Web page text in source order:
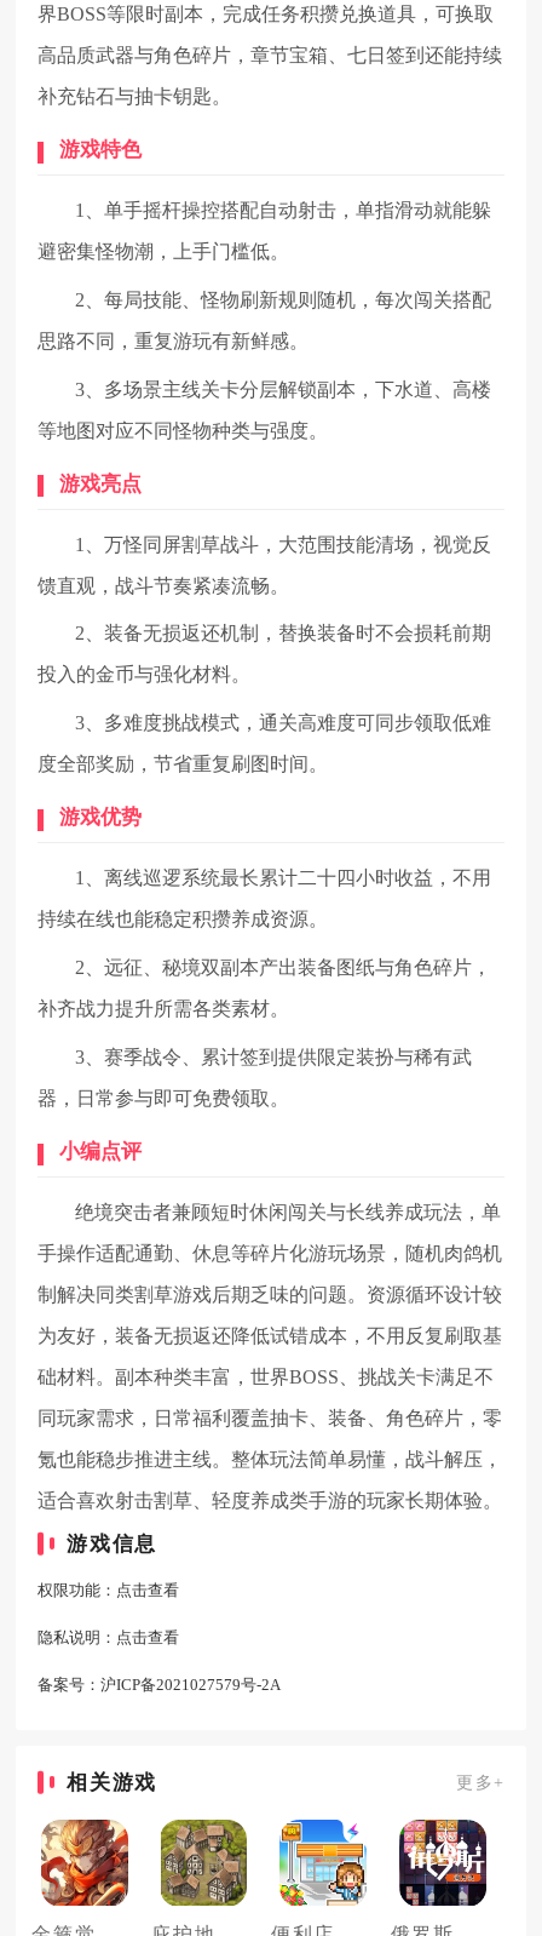
界BOSS等限时副本，完成任务积攒兑换道具，可换取
高品质武器与角色碎片，章节宝箱、七日签到还能持续
补充钻石与抽卡钥匙。
游戏特色
1、单手摇杆操控搭配自动射击，单指滑动就能躲
避密集怪物潮，上手门槛低。
2、每局技能、怪物刷新规则随机，每次闯关搭配
思路不同，重复游玩有新鲜感。
3、多场景主线关卡分层解锁副本，下水道、高楼
等地图对应不同怪物种类与强度。
游戏亮点
1、万怪同屏割草战斗，大范围技能清场，视觉反
馈直观，战斗节奏紧凑流畅。
2、装备无损返还机制，替换装备时不会损耗前期
投入的金币与强化材料。
3、多难度挑战模式，通关高难度可同步领取低难
度全部奖励，节省重复刷图时间。
游戏优势
1、离线巡逻系统最长累计二十四小时收益，不用
持续在线也能稳定积攒养成资源。
2、远征、秘境双副本产出装备图纸与角色碎片，
补齐战力提升所需各类素材。
3、赛季战令、累计签到提供限定装扮与稀有武
器，日常参与即可免费领取。
小编点评
绝境突击者兼顾短时休闲闯关与长线养成玩法，单
手操作适配通勤、休息等碎片化游玩场景，随机肉鸽机
制解决同类割草游戏后期乏味的问题。资源循环设计较
为友好，装备无损返还降低试错成本，不用反复刷取基
础材料。副本种类丰富，世界BOSS、挑战关卡满足不
同玩家需求，日常福利覆盖抽卡、装备、角色碎片，零
氪也能稳步推进主线。整体玩法简单易懂，战斗解压，
适合喜欢射击割草、轻度养成类手游的玩家长期体验。
游戏信息
权限功能： 点击查看
隐私说明： 点击查看
备案号：沪ICP备2021027579号-2A
相关游戏 更多+